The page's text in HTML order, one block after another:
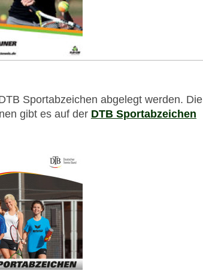
Sportabzeichen abgelegt werden. Die
gibt es auf der DTB Sportabzeichen